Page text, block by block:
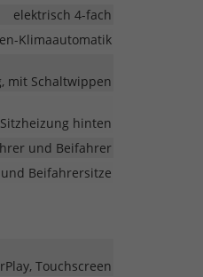
elektrisch 4-fach
Klimaautomatik
mit Schaltwippen
hinten
und Beifahrer
Beifahrersitze
Touchscreen